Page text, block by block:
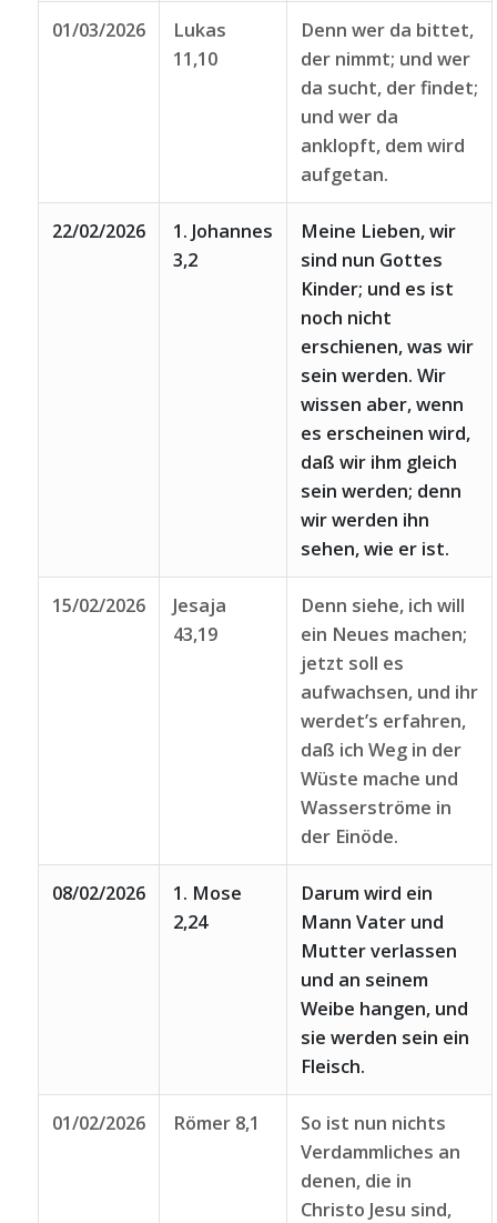
01/03/2026
Lukas
11,10
Denn wer da bittet,
der nimmt; und wer
da sucht, der findet;
und wer da
anklopft, dem wird
aufgetan.
22/02/2026
1. Johannes
3,2
Meine Lieben, wir
sind nun Gottes
Kinder; und es ist
noch nicht
erschienen, was wir
sein werden. Wir
wissen aber, wenn
es erscheinen wird,
daß wir ihm gleich
sein werden; denn
wir werden ihn
sehen, wie er ist.
15/02/2026
Jesaja
43,19
Denn siehe, ich will
ein Neues machen;
jetzt soll es
aufwachsen, und ihr
werdet’s erfahren,
daß ich Weg in der
Wüste mache und
Wasserströme in
der Einöde.
08/02/2026
1. Mose
2,24
Darum wird ein
Mann Vater und
Mutter verlassen
und an seinem
Weibe hangen, und
sie werden sein ein
Fleisch.
01/02/2026 Römer 8,1
So ist nun nichts
Verdammliches an
denen, die in
Christo Jesu sind,